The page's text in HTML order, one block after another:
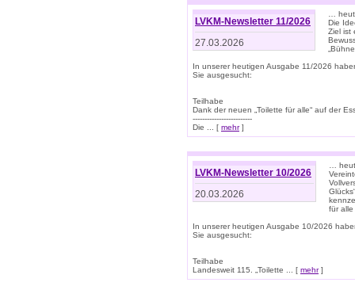
LVKM-Newsletter 11/2026
27.03.2026
…
Die
Ziel ist
In unserer heutigen Ausgabe 11/2026
Sie ausgesucht:
Teilhabe
Dank der neuen „Toilette für alle“ auf der
-------------------------
Die ... [ mehr]
LVKM-Newsletter 10/2026
20.03.2026
…
für
In unserer heutigen Ausgabe 10/2026
Sie ausgesucht:
Teilhabe
Landesweit 115. „Toilette ... [ mehr]